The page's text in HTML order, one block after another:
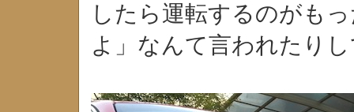
したら運転するのがも
よ」なんて言われたり